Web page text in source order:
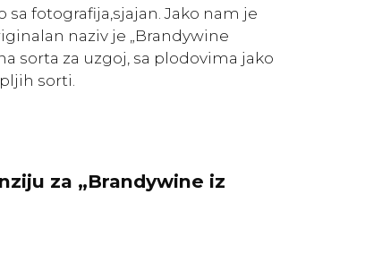
fotografija,sjajan. Jako nam je
naziv je „Brandywine
sorta za uzgoj, sa plodovima jako
sorti.
za „Brandywine iz